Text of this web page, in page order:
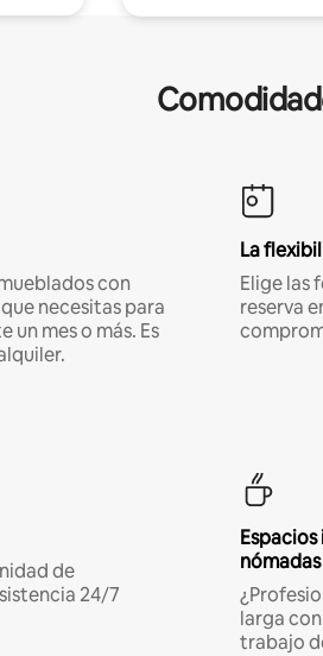
con
necesitas para
mes o más. Es
La
Elige las
reserva
de
24/7
larga
trabajo